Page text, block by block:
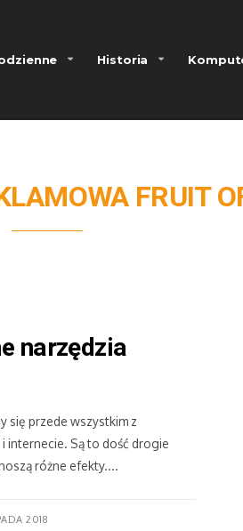
Historia
FRUIT
narzędzia
się przede wszystkim z
internecie. Są to dość drogie
różne efekty....
2018